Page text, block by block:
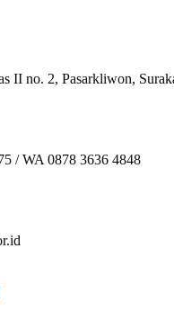
II no. 2, Pasarkliwon,
/ WA 0878 3636 4848